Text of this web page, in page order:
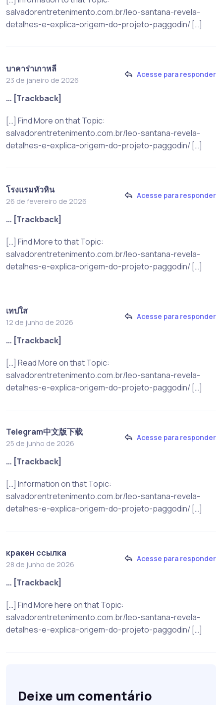
salvadorentretenimento.com.br/leo-santana-revela-
detalhes-e-explica-origem-do-projeto-paggodin/ […]
บาคาร่าเกาหลี
23 de janeiro de 2026
Acesse para responder
… [Trackback]
[…] Find More on that Topic:
salvadorentretenimento.com.br/leo-santana-revela-
detalhes-e-explica-origem-do-projeto-paggodin/ […]
โรงแรมหัวหิน
26 de fevereiro de 2026
Acesse para responder
… [Trackback]
[…] Find More to that Topic:
salvadorentretenimento.com.br/leo-santana-revela-
detalhes-e-explica-origem-do-projeto-paggodin/ […]
เทปใส
12 de junho de 2026
Acesse para responder
… [Trackback]
[…] Read More on that Topic:
salvadorentretenimento.com.br/leo-santana-revela-
detalhes-e-explica-origem-do-projeto-paggodin/ […]
Telegram中文版下载
25 de junho de 2026
Acesse para responder
… [Trackback]
[…] Information on that Topic:
salvadorentretenimento.com.br/leo-santana-revela-
detalhes-e-explica-origem-do-projeto-paggodin/ […]
кракен ссылка
28 de junho de 2026
Acesse para responder
… [Trackback]
[…] Find More here on that Topic:
salvadorentretenimento.com.br/leo-santana-revela-
detalhes-e-explica-origem-do-projeto-paggodin/ […]
Deixe um comentário